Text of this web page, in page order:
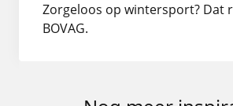
Zorgeloos op wintersport? Dat
BOVAG.